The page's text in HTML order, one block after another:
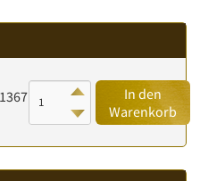
In den
Warenkorb